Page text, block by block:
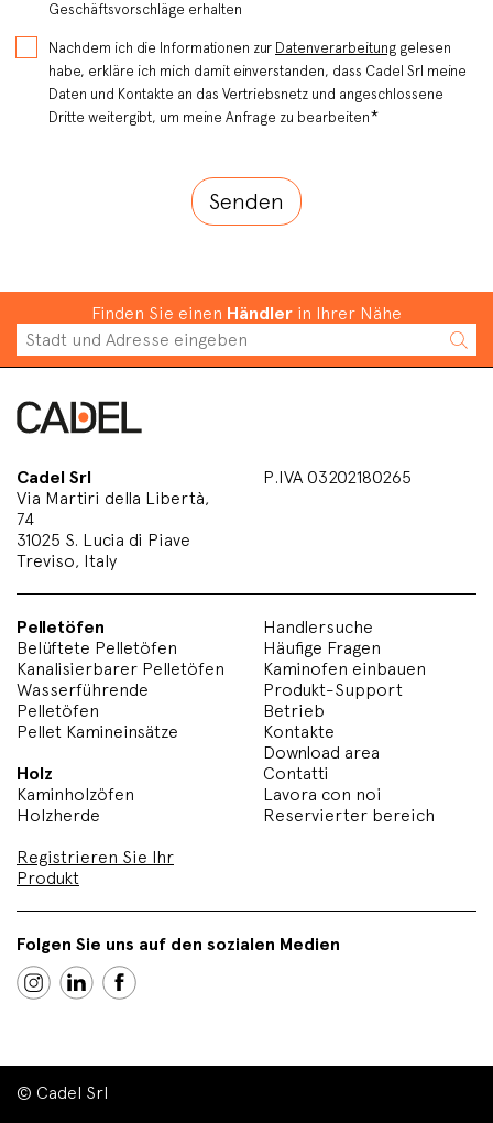
Geschäftsvorschläge erhalten
Nachdem ich die Informationen zur Datenverarbeitung gelesen
habe, erkläre ich mich damit einverstanden, dass Cadel Srl meine
Daten und Kontakte an das Vertriebsnetz und angeschlossene
Dritte weitergibt, um meine Anfrage zu bearbeiten*
Finden Sie einen Händler in Ihrer Nähe
Cadel Srl
Via Martiri della Libertà,
74
31025 S. Lucia di Piave
Treviso, Italy
P.IVA 03202180265
Pelletöfen
Belüftete Pelletöfen
Kanalisierbarer Pelletöfen
Wasserführende
Pelletöfen
Pellet Kamineinsätze
Holz
Kaminholzöfen
Holzherde
Registrieren Sie Ihr
Produkt
Handlersuche
Häufige Fragen
Kaminofen einbauen
Produkt-Support
Betrieb
Kontakte
Download area
Contatti
Lavora con noi
Reservierter bereich
Folgen Sie uns auf den sozialen Medien
© Cadel Srl